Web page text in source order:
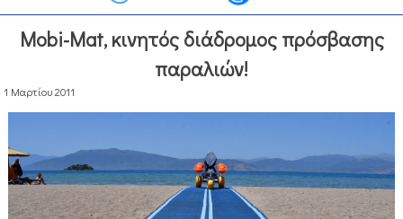
Mobi-Mat, κινητός διάδρομος πρόσβασης
παραλιών!
1 Μαρτίου 2011